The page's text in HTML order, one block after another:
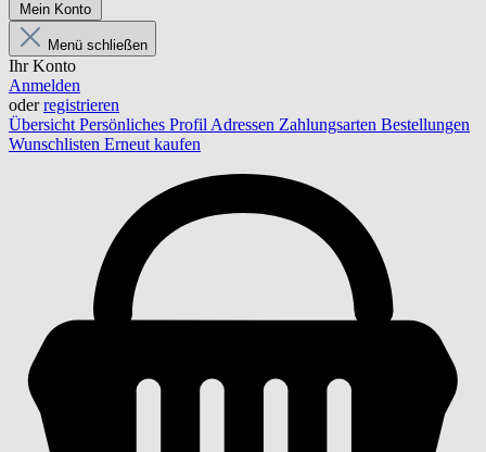
Mein Konto
Menü schließen
Ihr Konto
Anmelden
oderregistrieren
Übersicht Persönliches Profil Adressen Zahlungsarten Bestellungen
Wunschlisten Erneut kaufen